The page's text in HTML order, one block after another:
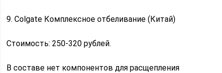
9. Colgate Комплексное отбеливание (Китай)
Стоимость: 250-320 рублей.
В составе нет компонентов для расщепления